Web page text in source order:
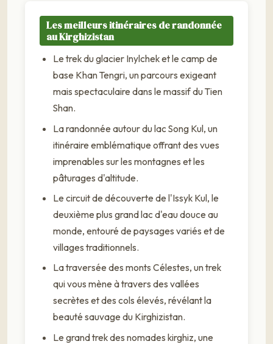
Les meilleurs itinéraires de randonnée
au Kirghizistan
Le trek du glacier Inylchek et le camp de
base Khan Tengri, un parcours exigeant
mais spectaculaire dans le massif du Tien
Shan.
La randonnée autour du lac Song Kul, un
itinéraire emblématique offrant des vues
imprenables sur les montagnes et les
pâturages d'altitude.
Le circuit de découverte de l'Issyk Kul, le
deuxième plus grand lac d'eau douce au
monde, entouré de paysages variés et de
villages traditionnels.
La traversée des monts Célestes, un trek
qui vous mène à travers des vallées
secrètes et des cols élevés, révélant la
beauté sauvage du Kirghizistan.
Le grand trek des nomades kirghiz, une